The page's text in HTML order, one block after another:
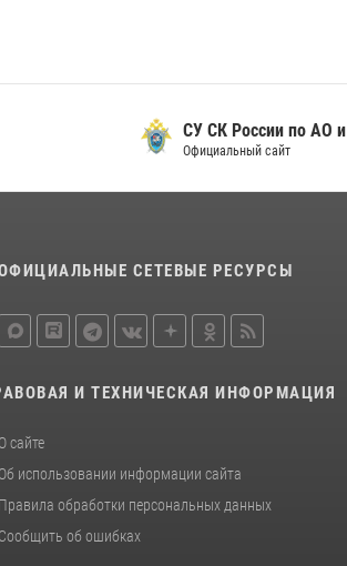
СУ СК России по АО и НАО
Официальный сайт
СЕТЕВЫЕ РЕСУРСЫ
И ТЕХНИЧЕСКАЯ ИНФОРМАЦИЯ
О сайте
Об использовании информации сайта
Правила обработки персональных данных
Сообщить об ошибках